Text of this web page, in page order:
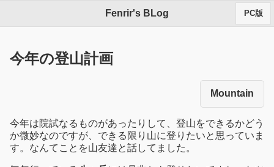
Fenrir's BLog PC版
今年の登山計画
Mountain
今年は院試なるものがあったりして、登山をできるかどう
か微妙なのですが、できる限り山に登りたいと思っていま
す。なんてことを山友達と話してました。